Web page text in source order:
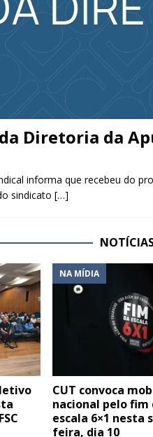
Diretoria da
informa que recebeu do
sindicato […]
NA MÍDIA
CUT convoca
nacional pelo fim
escala 6×1 nesta
feira, dia 10